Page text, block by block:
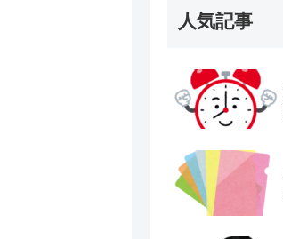
人気記事